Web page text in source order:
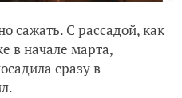
сажать. С рассадой, как
в начале марта,
сразу в